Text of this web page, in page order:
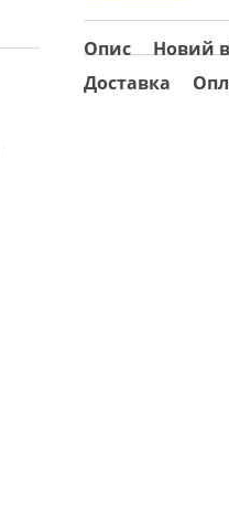
Опис
Новий
Доставка